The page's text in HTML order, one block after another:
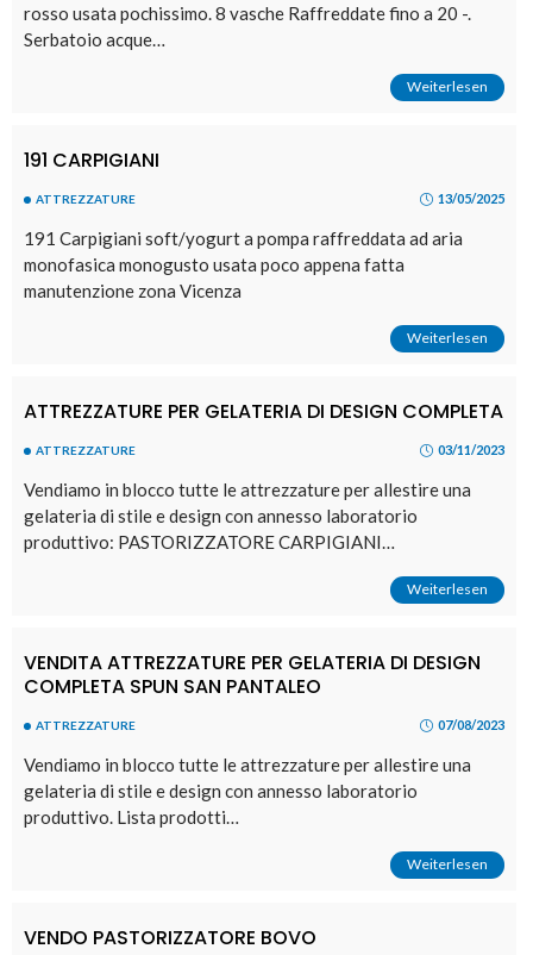
rosso usata pochissimo. 8 vasche Raffreddate fino a 20 -.
Serbatoio acque…
Weiterlesen
191 CARPIGIANI
ATTREZZATURE 13/05/2025
191 Carpigiani soft/yogurt a pompa raffreddata ad aria
monofasica monogusto usata poco appena fatta
manutenzione zona Vicenza
Weiterlesen
ATTREZZATURE PER GELATERIA DI DESIGN COMPLETA
ATTREZZATURE 03/11/2023
Vendiamo in blocco tutte le attrezzature per allestire una
gelateria di stile e design con annesso laboratorio
produttivo: PASTORIZZATORE CARPIGIANI…
Weiterlesen
VENDITA ATTREZZATURE PER GELATERIA DI DESIGN
COMPLETA SPUN SAN PANTALEO
ATTREZZATURE 07/08/2023
Vendiamo in blocco tutte le attrezzature per allestire una
gelateria di stile e design con annesso laboratorio
produttivo. Lista prodotti…
Weiterlesen
VENDO PASTORIZZATORE BOVO